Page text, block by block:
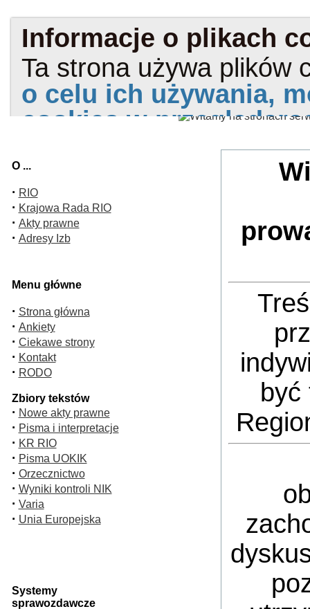
O ...
· RIO
· Krajowa Rada RIO
· Akty prawne
· Adresy Izb
Menu główne
· Strona główna
· Ankiety
· Ciekawe strony
· Kontakt
· RODO
Zbiory tekstów
· Nowe akty prawne
· Pisma i interpretacje
· KR RIO
· Pisma UOKIK
· Orzecznictwo
· Wyniki kontroli NIK
· Varia
· Unia Europejska
Systemy
sprawozdawcze